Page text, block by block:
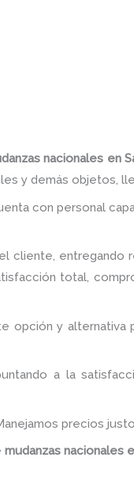
nacionales en
y demás objetos,
con personal
cliente,
total,
opción y
a la
precios
mudanzas nacionales